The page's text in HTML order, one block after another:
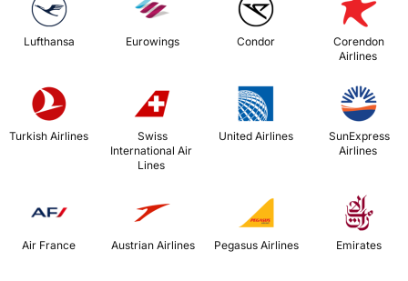
Lufthansa Eurowings Condor
Corendon
Airlines
Turkish Airlines
International Air
Lines
United Airlines
Airlines
Air France Austrian Airlines Emirates